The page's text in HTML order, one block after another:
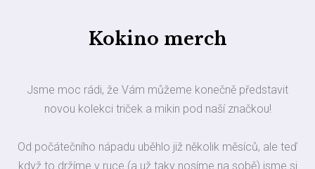
Kokino merch
Jsme moc rádi, že Vám můžeme konečně představit
novou kolekci triček a mikin pod naší značkou!
Od počátečního nápadu uběhlo již několik měsíců, ale teď
když to držíme v ruce (a už taky nosíme na sobě) jsme si